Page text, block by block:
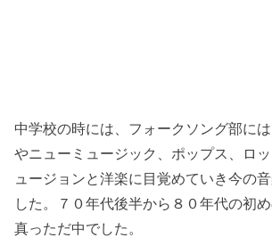
中学校の時には、フォークソング部に
やニューミュージック、ポップス、ロ
ュージョンと洋楽に目覚めていき今の
した。７０年代後半から８０年代の初
真っただ中でした。